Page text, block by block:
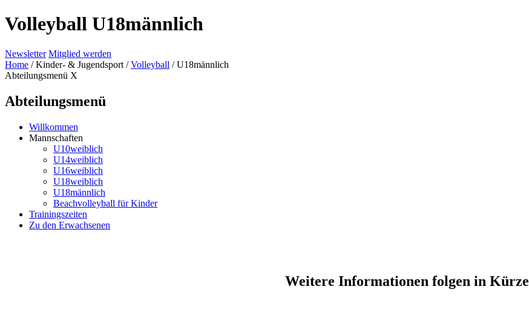
Volleyball U18männlich
Newsletter Mitglied werden
Home /Kinder- & Jugendsport /Volleyball /U18männlich
Abteilungsmenü X
Abteilungsmenü
Willkommen
Mannschaften
U10weiblich
U14weiblich
U16weiblich
U18weiblich
U18männlich
Beachvolleyball für Kinder
Trainingszeiten
Zu den Erwachsenen
Weitere Informationen folgen in Kürze